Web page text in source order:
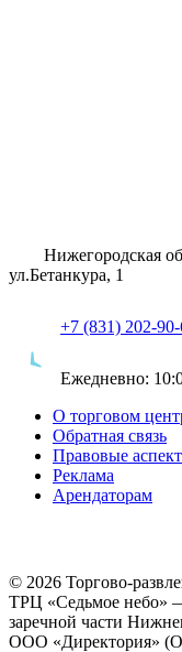
Нижегородская
ул.Бетанкура, 1
+7 (831) 202-
Ежедневно:
О торговом
Обратная связь
Правовые
Реклама
Арендаторам
© 2026 Торгово-
ТРЦ «Седьмое небо»
заречной части
ООО «Директория»